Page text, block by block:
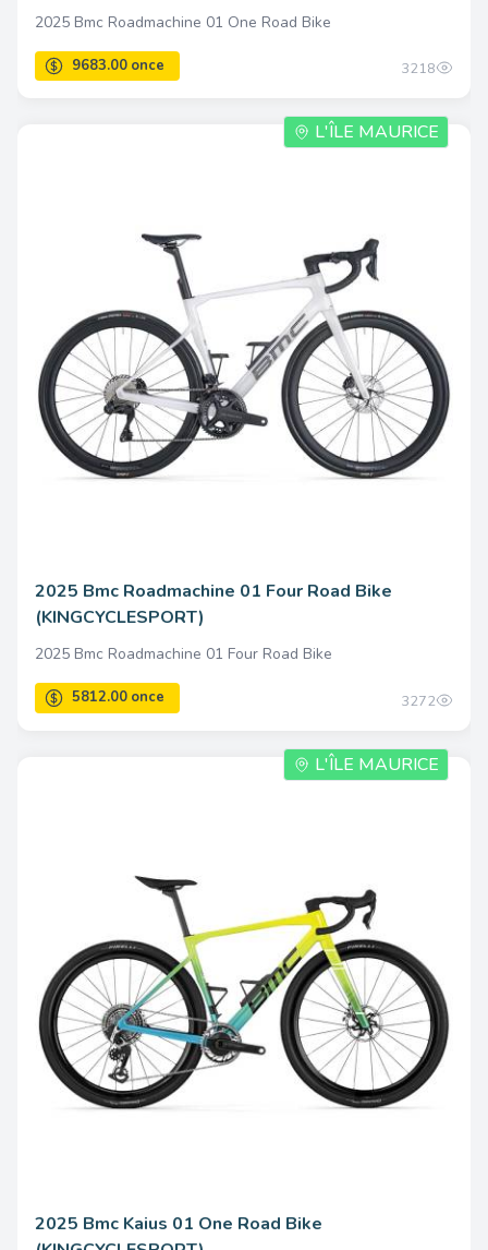
2025 Bmc Roadmachine 01 One Road Bike
3218
L'ÎLE MAURICE
2025 Bmc Roadmachine 01 Four Road Bike
(KINGCYCLESPORT)
2025 Bmc Roadmachine 01 Four Road Bike
3272
L'ÎLE MAURICE
2025 Bmc Kaius 01 One Road Bike